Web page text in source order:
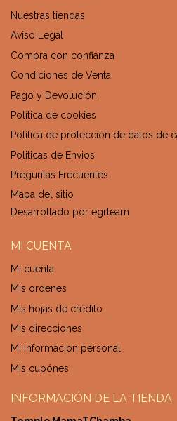
Nuestras tiendas
Aviso Legal
Compra con confianza
Condiciones de Venta
Pago y Devolución
Política de cookies
Política de protección de datos de
Politicas de Envios
Preguntas Frecuentes
Mapa del sitio
Desarrollado por egrteam
MI CUENTA
Mi cuenta
Mis ordenes
Mis hojas de crédito
Mis direcciones
Mi informacion personal
Mis cupónes
INFORMACIÓN DE LA TIENDA